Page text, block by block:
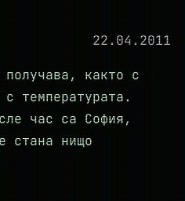
22.04.2011
както с
температурата.
час са София,
стана нищо